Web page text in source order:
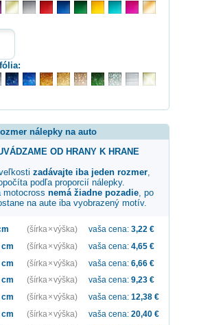
nálepky na auto
OD HRANY K HRANE
zadávajte iba jeden rozmer,
podľa proporcií nálepky.
motocross nemá žiadne pozadie, po
na aute iba vyobrazený motív.
(šírka × výška) vaša cena: 3,22 €
cm
(šírka × výška) vaša cena: 4,65 €
cm
(šírka × výška) vaša cena: 6,66 €
cm
(šírka × výška) vaša cena: 9,23 €
cm
(šírka × výška) vaša cena: 12,38 €
cm
(šírka × výška) vaša cena: 20,40 €